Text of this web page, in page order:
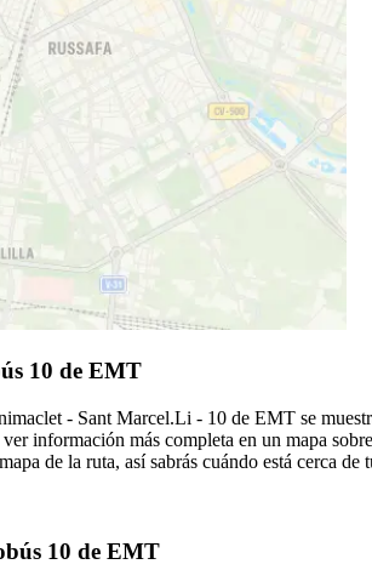
10 de EMT
- Sant Marcel.Li - 10 de EMT se
ver información más completa en un mapa
de la ruta, así sabrás cuándo está cerca de
10 de EMT